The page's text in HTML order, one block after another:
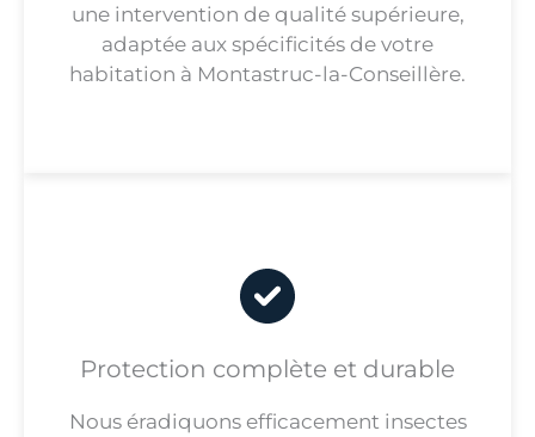
une intervention de qualité supérieure,
adaptée aux spécificités de votre
habitation à Montastruc-la-Conseillère.
Protection complète et durable
Nous éradiquons efficacement insectes